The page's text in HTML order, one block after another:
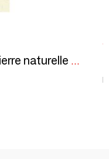
Panneau mural XXL en pierre naturelle sur structure composite